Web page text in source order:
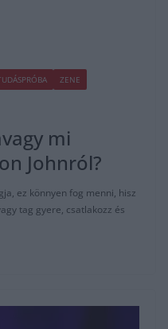
ZENE
mi
Johnról?
ez könnyen fog menni, hisz
tag gyere, csatlakozz és